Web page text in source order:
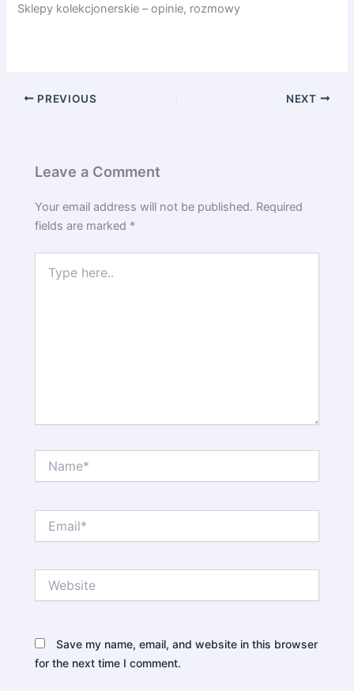
Sklepy kolekcjonerskie – opinie, rozmowy
PREVIOUS NEXT
Leave a Comment
Your email address will not be published. Required
fields are marked *
here..
Save my name, email, and website in this browser
for the next time I comment.